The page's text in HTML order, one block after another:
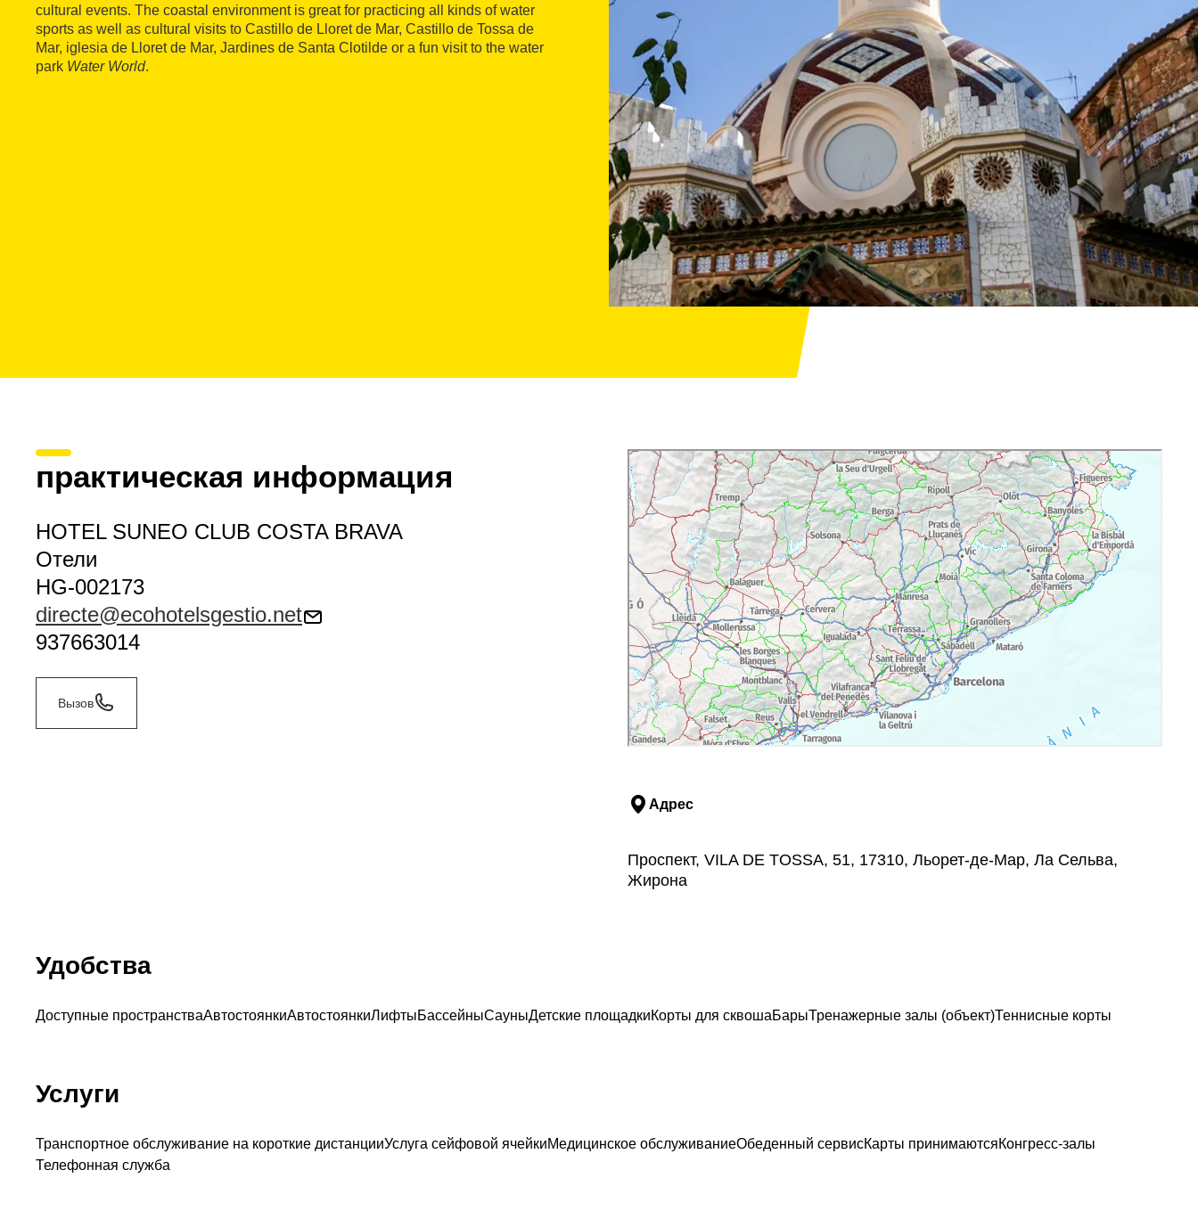
cultural events. The coastal environment is great for practicing all kinds of water
sports as well as cultural visits to Castillo de Lloret de Mar, Castillo de Tossa de
Mar, iglesia de Lloret de Mar, Jardines de Santa Clotilde or a fun visit to the water
park Water World.
практическая информация
HOTEL SUNEO CLUB COSTA BRAVA
Отели
HG-002173
directe@ecohotelsgestio.net
937663014
Вызов
Адрес
Проспект, VILA DE TOSSA, 51, 17310, Льорет-де-Мар, Ла Сельва,
Жирона
Удобства
Доступные пространстваАвтостоянкиАвтостоянкиЛифтыБассейныСауныДетские площадкиКорты для сквошаБарыТренажерные залы (объект)Теннисные корты
Услуги
Транспортное обслуживание на короткие дистанцииУслуга сейфовой ячейкиМедицинское обслуживаниеОбеденный сервисКарты принимаютсяКонгресс-залы
Телефонная служба